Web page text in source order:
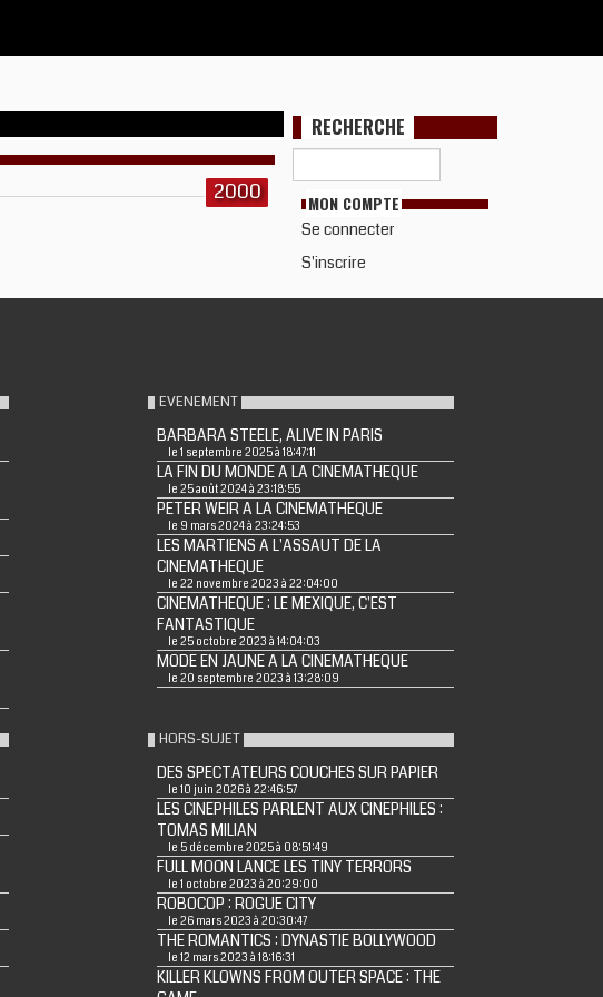
2000
RECHERCHE
MON COMPTE
Se connecter
S'inscrire
EVENEMENT
BARBARA STEELE, ALIVE IN PARIS
le 1 septembre 2025 à 18:47:11
LA FIN DU MONDE A LA CINEMATHEQUE
le 25 août 2024 à 23:18:55
PETER WEIR A LA CINEMATHEQUE
le 9 mars 2024 à 23:24:53
LES MARTIENS A L'ASSAUT DE LA
CINEMATHEQUE
le 22 novembre 2023 à 22:04:00
CINEMATHEQUE : LE MEXIQUE, C'EST
FANTASTIQUE
le 25 octobre 2023 à 14:04:03
MODE EN JAUNE A LA CINEMATHEQUE
le 20 septembre 2023 à 13:28:09
HORS-SUJET
DES SPECTATEURS COUCHES SUR PAPIER
le 10 juin 2026 à 22:46:57
LES CINEPHILES PARLENT AUX CINEPHILES :
TOMAS MILIAN
le 5 décembre 2025 à 08:51:49
FULL MOON LANCE LES TINY TERRORS
le 1 octobre 2023 à 20:29:00
ROBOCOP : ROGUE CITY
le 26 mars 2023 à 20:30:47
THE ROMANTICS : DYNASTIE BOLLYWOOD
le 12 mars 2023 à 18:16:31
KILLER KLOWNS FROM OUTER SPACE : THE